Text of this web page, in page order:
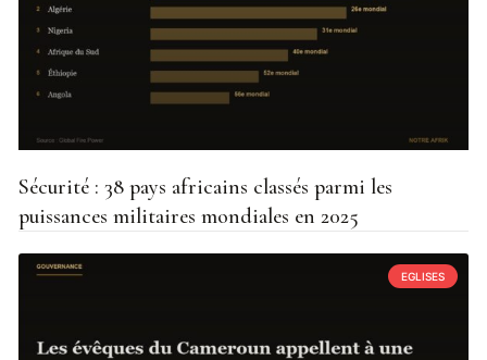
Sécurité : 38 pays africains classés parmi les
puissances militaires mondiales en 2025
EGLISES